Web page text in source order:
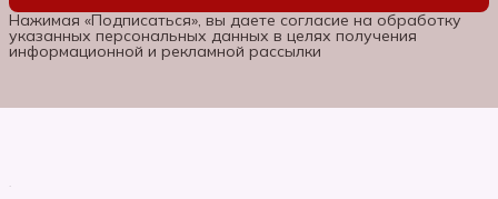
Нажимая «Подписаться», вы даете согласие на обработку
указанных персональных данных в целях получения
информационной и рекламной рассылки